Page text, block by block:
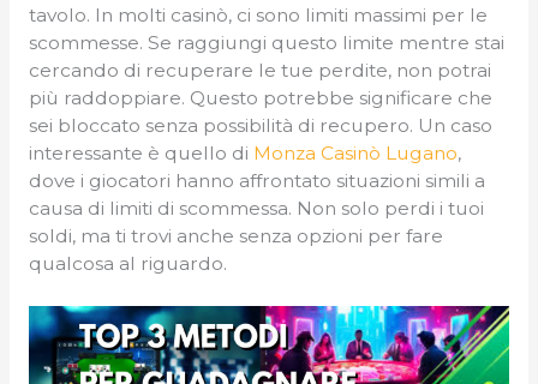
tavolo. In molti casinò, ci sono limiti massimi per le
scommesse. Se raggiungi questo limite mentre stai
cercando di recuperare le tue perdite, non potrai
più raddoppiare. Questo potrebbe significare che
sei bloccato senza possibilità di recupero. Un caso
interessante è quello di Monza Casinò Lugano,
dove i giocatori hanno affrontato situazioni simili a
causa di limiti di scommessa. Non solo perdi i tuoi
soldi, ma ti trovi anche senza opzioni per fare
qualcosa al riguardo.